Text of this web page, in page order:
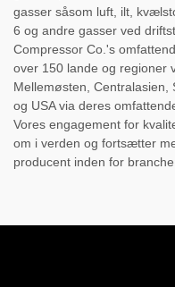
gasser såsom luft, ilt,
6 og andre gasser ved
Compressor Co.'s
over 150 lande og regioner
Mellemøsten, Centralasien,
og USA via deres
Vores engagement for
om i verden og fortsætter
producent inden for